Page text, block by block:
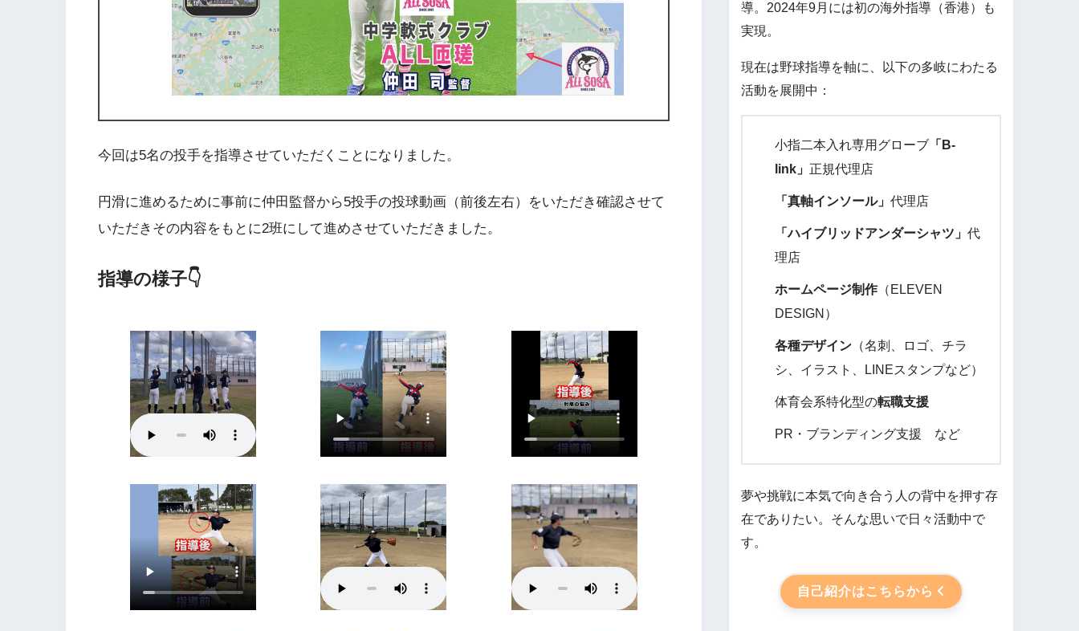
今回は5名の投手を指導させていただくことになりました。
円滑に進めるために事前に仲田監督から5投手の投球動画（前後左右）をいただき確認させて
いただきその内容をもとに2班にして進めさせていただきました。
指導の様子👇
導。2024年9月には初の海外指導（香港）も
実現。
現在は野球指導を軸に、以下の多岐にわたる
活動を展開中：
小指二本入れ専用グローブ「B-
link」 正規代理店
「真軸インソール」 代理店
「ハイブリッドアンダーシャツ」 代
理店
ホームページ制作（ELEVEN
DESIGN）
各種デザイン（名刺、ロゴ、チラ
シ、イラスト、LINEスタンプなど）
体育会系特化型の転職支援
PR・ブランディング支援 など
夢や挑戦に本気で向き合う人の背中を押す存
在でありたい。そんな思いで日々活動中で
す。
自己紹介はこちらから